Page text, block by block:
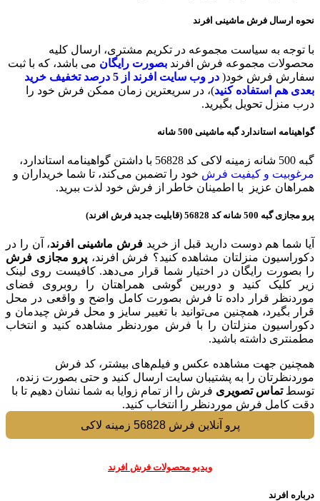
نحوه ارسال فرش ماشینی افرند
با توجه به سیاست مجموعه در تکریم مشتری، ارسال کلیه
محصولات مجموعه فرش افرند بصورت رایگان می باشد، که با ثبت
سفارش فرش خود( در وب سایت افرند
از 5 درصد تخفیف خرید
بعدی هم استفاده کنید)، در سریعترین زمان ممکن فرش خود را
درب منزل تحویل بگیرید.
گواهينامه استاندارد گبه ماشینی 500 شانه
گبه 500 شانه زمینه لاکی کد 56828 با داشتن گواهینامه استاندارد،
مرغوبیت و کیفیت فرش خود را تضمبن می‌کند، تا شما خریداران و
همراهان عزیز با اطمینان خاطر از فرش خود لذت ببرید.
پرو مجازی گبه 500 شانه کد 56828 (قابلیت جدید فرش افرند)
آیا شما هم دوست دارید قبل از خریدفرش ماشینی افرند، آن را در
دکوراسیون منزلتان مشاهده کنید؟ فرش افرند، پرو مجازی فرش
را بصورت رایگان در اختیار شما قرار می‌دهد. کافیست روی لینک
زیر کلیک کنید و دوربین گوشی همراهتان را روبروی فضای
موردنظر قرار داده تا فرش بصورت کامل واضح و واقعی در محل
قرار بگیرد، همچنین می‌توانید با تغییر سایز و محل فرش چیدمان و
دکوراسیون منزلتان را با فرش موردنظر مشاهده کنید و انتخاب
مطمنتری داشته باشید.
همچنین جهت مشاهده عکس و فیلم‌های بیشتر، کد فرش
موردنظرتان را به پشتیبان سایت ارسال کنید و حتی بصورت زنده،
توسطتماس تصویری فرش را از تمام زوایا به شما نشان دهیم تا با
دقت کامل فرش موردنظر را انتخاب کنید.
پرو آنلاین فرش 56828 زمینه لاکی
ويديو محصولات فرش افرند
درباره افرند